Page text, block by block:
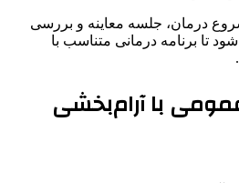
درمان، جلسه معاینه و بررسی
تا برنامه درمانی متناسب با
با آرام‌بخشی